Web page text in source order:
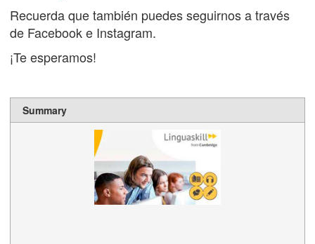
Recuerda que también puedes seguirnos a través
de Facebook e Instagram.
¡Te esperamos!
Summary